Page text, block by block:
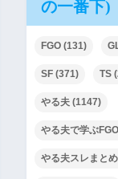
の一番下)
FGO (131)
SF (371) TS
やる夫 (1147)
やる夫で学ぶ
やる夫スレまとめ